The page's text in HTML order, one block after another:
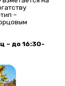
–
~ до 16:30-